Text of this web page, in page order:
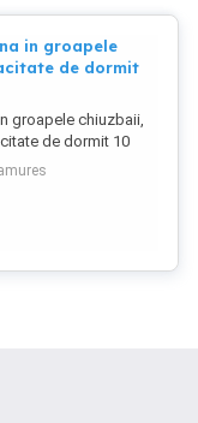
in groapele
de dormit
groapele chiuzbaii,
de dormit 10
si grill, zona
pentru relaxare si